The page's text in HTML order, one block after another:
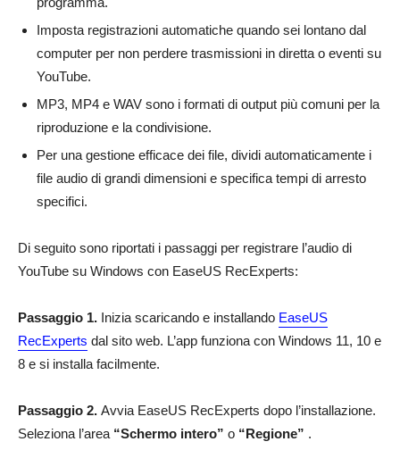
Imposta registrazioni automatiche quando sei lontano dal
computer per non perdere trasmissioni in diretta o eventi su
YouTube.
MP3, MP4 e WAV sono i formati di output più comuni per la
riproduzione e la condivisione.
Per una gestione efficace dei file, dividi automaticamente i
file audio di grandi dimensioni e specifica tempi di arresto
specifici.
Di seguito sono riportati i passaggi per registrare l’audio di
YouTube su Windows con EaseUS RecExperts:
Passaggio 1. Inizia scaricando e installando EaseUS
RecExperts dal sito web. L’app funziona con Windows 11, 10 e
8 e si installa facilmente.
Passaggio 2. Avvia EaseUS RecExperts dopo l’installazione.
Seleziona l’area “Schermo intero” o “Regione” .